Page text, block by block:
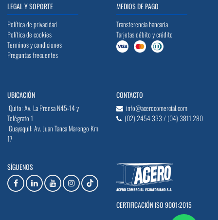
LEGAL Y SOPORTE
Política de privacidad
Política de cookies
Terminos y condiciones
Preguntas frecuentes
MEDIOS DE PAGO
Transferencia bancaria
Tarjetas débito y crédito
UBICACIÓN
Quito: Av. La Prensa N45-14 y
Telégrafo 1
Guayaquil: Av. Juan Tanca Marengo Km
17
CONTACTO
info@acerocomercial.com
(02) 2454 333 / (04) 3811 280
SÍGUENOS
CERTIFICACIÓN ISO 9001:2015